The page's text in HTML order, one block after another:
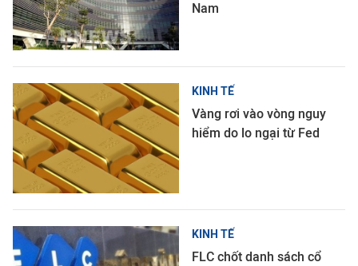
Nam
KINH TẾ
Vàng rơi vào vòng nguy
hiểm do lo ngại từ Fed
KINH TẾ
FLC chốt danh sách cổ